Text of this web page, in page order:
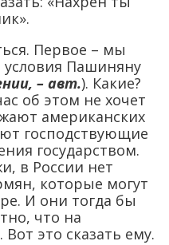
Первое – мы
Пашиняну
– авт.). Какие?
об этом не хочет
американских
господствующие
государством.
в России нет
которые могут
И они тогда бы
что на
это сказать ему.